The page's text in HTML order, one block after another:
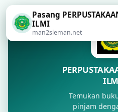
Temukan
pinjam
Pasang
ILMI
man2sleman.net